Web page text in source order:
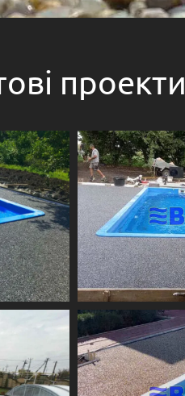
проекти